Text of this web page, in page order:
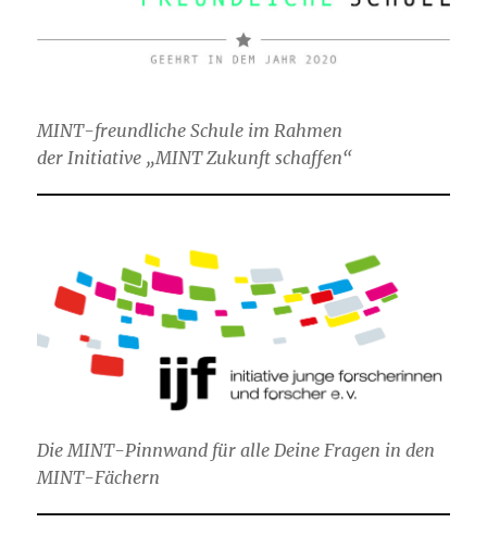
MINT-freundliche Schule im Rahmen
der Initiative „MINT Zukunft schaffen“
Die MINT-Pinnwand für alle Deine Fragen in den
MINT-Fächern